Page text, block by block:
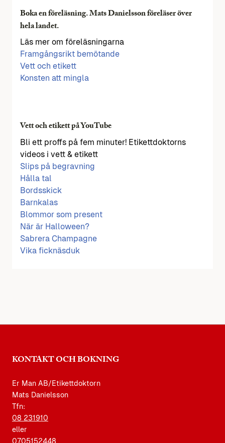
Boka en föreläsning. Mats Danielsson föreläser över
hela landet.
Läs mer om föreläsningarna
Framgångsrikt bemötande
Vett och etikett
Konsten att mingla
Vett och etikett på YouTube
Bli ett proffs på fem minuter! Etikettdoktorns
videos i vett & etikett
Slips på begravning
Hålla tal
Bordsskick
Barnkalas
Blommor som present
När är Halloween?
Sabrera Champagne
Vika ficknäsduk
KONTAKT OCH BOKNING
Er Man AB/Etikettdoktorn
Mats Danielsson
Tfn:
08 231910
eller
0705152448